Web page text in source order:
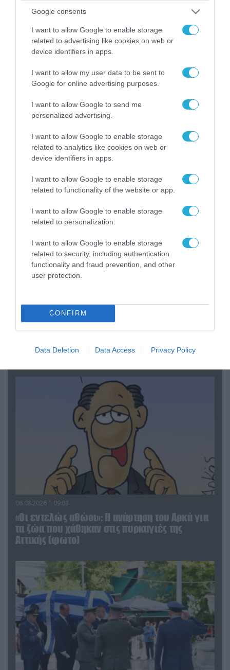
Google consents
I want to allow Google to enable storage
related to advertising like cookies on web or
device identifiers in apps.
I want to allow my user data to be sent to
Google for online advertising purposes.
I want to allow Google to send me
personalized advertising.
I want to allow Google to enable storage
related to analytics like cookies on web or
device identifiers in apps.
I want to allow Google to enable storage
related to functionality of the website or app.
I want to allow Google to enable storage
related to personalization.
I want to allow Google to enable storage
related to security, including authentication
functionality and fraud prevention, and other
user protection.
CONFIRM
Data Deletion Data Access Privacy Policy
07.08.2026 | 08:02
Κλιμακώνουν οι Χούθι: Eξαπέλυσαν επιθέσεις
Πλήγματα & στη Σαουδική Αραβία!
ΠΟΛΙΤΙΚΗ
06.08.2026 | 14:02
«Επιχείρηση ελεύθερα πεζοδρόμια» στην
Αθήνα: Απομακρύνθηκαν παράνομα
αντικείμενα από κοινόχρηστους χώρους
06.08.2026 | 09:03
«Οι εντελώς αθώοι»: Η ανάρτηση του Αρκά για
τα ζώα που χάθηκαν στις πυρκαγιές της
Αττικής (φωτο)